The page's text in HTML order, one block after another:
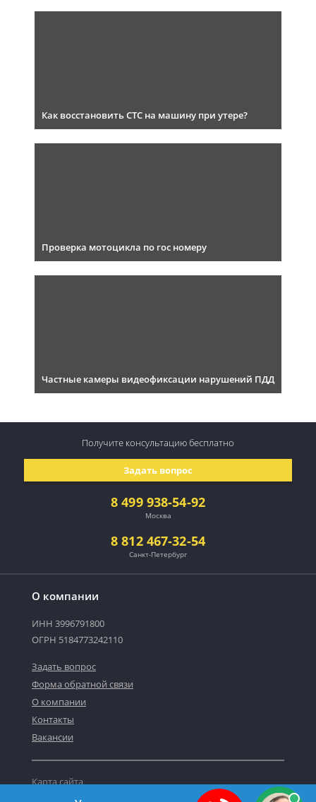
Как восстановить СТС на машину при утере?
Проверка мотоцикла по гос номеру
Частные камеры видеофиксации нарушений ПДД
О компании
ИНН 3996791800
ОГРН 5184773242110
Задать вопрос
Форма обратной связи
О компании
Контакты
Вакансии
Карта сайта
Политика персональных данных
8 499 938-54-92
Москва
8 812 467-32-54
Санкт-Петербург
Задать вопрос
Получите консультациюбесплатно